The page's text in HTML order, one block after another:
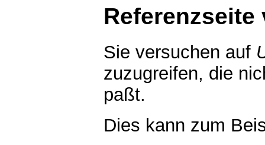
Referenzseite
Sie versuchen auf
zuzugreifen, die
paßt.
Dies kann zum